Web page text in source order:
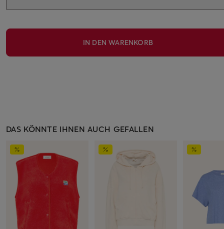
IN DEN WARENKORB
DAS KÖNNTE IHNEN AUCH GEFALLEN